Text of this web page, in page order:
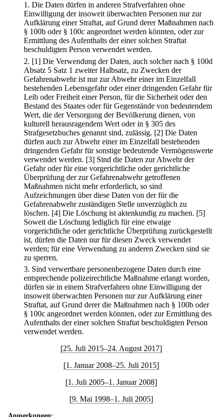
1. Die Daten dürfen in anderen Strafverfahren ohne
Einwilligung der insoweit überwachten Personen nur zur
Aufklärung einer Straftat, auf Grund derer Maßnahmen nach
§ 100b oder § 100c angeordnet werden könnten, oder zur
Ermittlung des Aufenthalts der einer solchen Straftat
beschuldigten Person verwendet werden.
2. [1] Die Verwendung der Daten, auch solcher nach § 100d
Absatz 5 Satz 1 zweiter Halbsatz, zu Zwecken der
Gefahrenabwehr ist nur zur Abwehr einer im Einzelfall
bestehenden Lebensgefahr oder einer dringenden Gefahr für
Leib oder Freiheit einer Person, für die Sicherheit oder den
Bestand des Staates oder für Gegenstände von bedeutendem
Wert, die der Versorgung der Bevölkerung dienen, von
kulturell herausragendem Wert oder in § 305 des
Strafgesetzbuches genannt sind, zulässig. [2] Die Daten
dürfen auch zur Abwehr einer im Einzelfall bestehenden
dringenden Gefahr für sonstige bedeutende Vermögenswerte
verwendet werden. [3] Sind die Daten zur Abwehr der
Gefahr oder für eine vorgerichtliche oder gerichtliche
Überprüfung der zur Gefahrenabwehr getroffenen
Maßnahmen nicht mehr erforderlich, so sind
Aufzeichnungen über diese Daten von der für die
Gefahrenabwehr zuständigen Stelle unverzüglich zu
löschen. [4] Die Löschung ist aktenkundig zu machen. [5]
Soweit die Löschung lediglich für eine etwaige
vorgerichtliche oder gerichtliche Überprüfung zurückgestellt
ist, dürfen die Daten nur für diesen Zweck verwendet
werden; für eine Verwendung zu anderen Zwecken sind sie
zu sperren.
3. Sind verwertbare personenbezogene Daten durch eine
entsprechende polizeirechtliche Maßnahme erlangt worden,
dürfen sie in einem Strafverfahren ohne Einwilligung der
insoweit überwachten Personen nur zur Aufklärung einer
Straftat, auf Grund derer die Maßnahmen nach § 100b oder
§ 100c angeordnet werden könnten, oder zur Ermittlung des
Aufenthalts der einer solchen Straftat beschuldigten Person
verwendet werden.
[25. Juli 2015–24. August 2017]
[1. Januar 2008–25. Juli 2015]
[1. Juli 2005–1. Januar 2008]
[9. Mai 1998–1. Juli 2005]
Anmerkungen: